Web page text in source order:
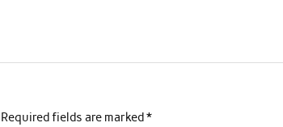
Required fields are marked*